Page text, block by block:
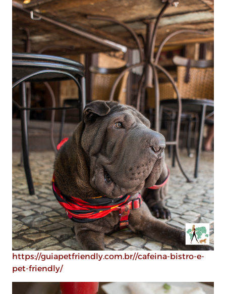
https://guiapetfriendly.com.br//cafeina-bistro-e-
pet-friendly/